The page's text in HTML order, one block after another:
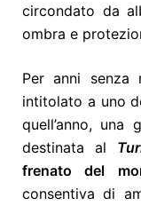
circondato da
ombra e
Per anni senza
intitolato a uno
quell’anno,
destinata al
frenato del
consentiva di